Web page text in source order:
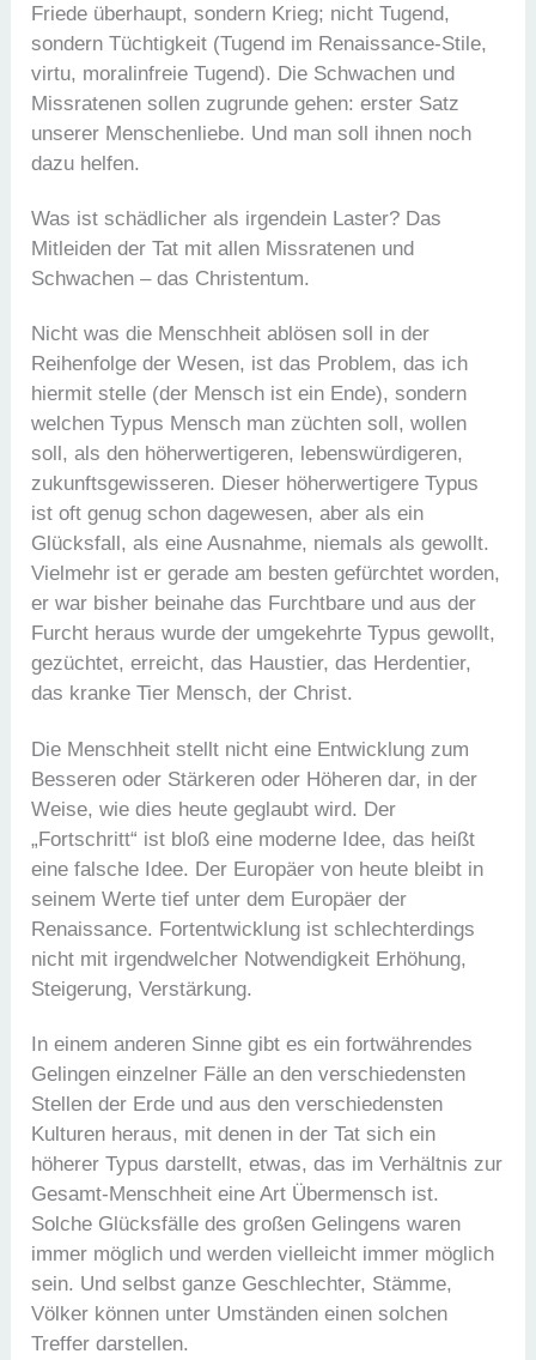
Friede überhaupt, sondern Krieg; nicht Tugend,
sondern Tüchtigkeit (Tugend im Renaissance-Stile,
virtu, moralinfreie Tugend). Die Schwachen und
Missratenen sollen zugrunde gehen: erster Satz
unserer Menschenliebe. Und man soll ihnen noch
dazu helfen.
Was ist schädlicher als irgendein Laster? Das
Mitleiden der Tat mit allen Missratenen und
Schwachen – das Christentum.
Nicht was die Menschheit ablösen soll in der
Reihenfolge der Wesen, ist das Problem, das ich
hiermit stelle (der Mensch ist ein Ende), sondern
welchen Typus Mensch man züchten soll, wollen
soll, als den höherwertigeren, lebenswürdigeren,
zukunftsgewisseren. Dieser höherwertigere Typus
ist oft genug schon dagewesen, aber als ein
Glücksfall, als eine Ausnahme, niemals als gewollt.
Vielmehr ist er gerade am besten gefürchtet worden,
er war bisher beinahe das Furchtbare und aus der
Furcht heraus wurde der umgekehrte Typus gewollt,
gezüchtet, erreicht, das Haustier, das Herdentier,
das kranke Tier Mensch, der Christ.
Die Menschheit stellt nicht eine Entwicklung zum
Besseren oder Stärkeren oder Höheren dar, in der
Weise, wie dies heute geglaubt wird. Der
„Fortschritt“ ist bloß eine moderne Idee, das heißt
eine falsche Idee. Der Europäer von heute bleibt in
seinem Werte tief unter dem Europäer der
Renaissance. Fortentwicklung ist schlechterdings
nicht mit irgendwelcher Notwendigkeit Erhöhung,
Steigerung, Verstärkung.
In einem anderen Sinne gibt es ein fortwährendes
Gelingen einzelner Fälle an den verschiedensten
Stellen der Erde und aus den verschiedensten
Kulturen heraus, mit denen in der Tat sich ein
höherer Typus darstellt, etwas, das im Verhältnis zur
Gesamt-Menschheit eine Art Übermensch ist.
Solche Glücksfälle des großen Gelingens waren
immer möglich und werden vielleicht immer möglich
sein. Und selbst ganze Geschlechter, Stämme,
Völker können unter Umständen einen solchen
Treffer darstellen.